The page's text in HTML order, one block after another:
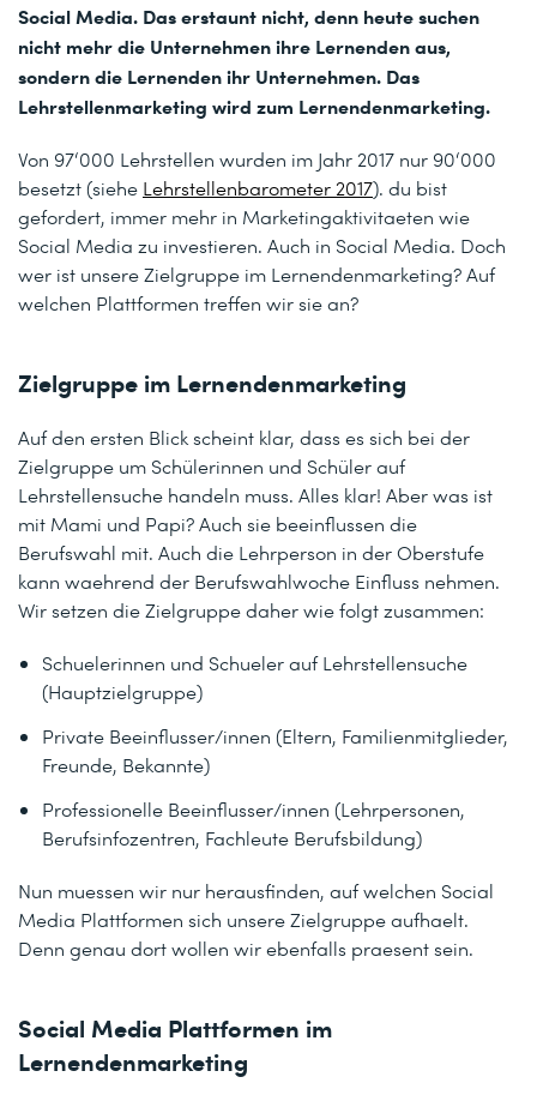
Social Media. Das erstaunt nicht, denn heute suchen
nicht mehr die Unternehmen ihre Lernenden aus,
sondern die Lernenden ihr Unternehmen. Das
Lehrstellenmarketing wird zum Lernendenmarketing.
Von 97‘000 Lehrstellen wurden im Jahr 2017 nur 90‘000
besetzt (siehe Lehrstellenbarometer 2017). du bist
gefordert, immer mehr in Marketingaktivitaeten wie
Social Media zu investieren. Auch in Social Media. Doch
wer ist unsere Zielgruppe im Lernendenmarketing? Auf
welchen Plattformen treffen wir sie an?
Zielgruppe im Lernendenmarketing
Auf den ersten Blick scheint klar, dass es sich bei der
Zielgruppe um Schülerinnen und Schüler auf
Lehrstellensuche handeln muss. Alles klar! Aber was ist
mit Mami und Papi? Auch sie beeinflussen die
Berufswahl mit. Auch die Lehrperson in der Oberstufe
kann waehrend der Berufswahlwoche Einfluss nehmen.
Wir setzen die Zielgruppe daher wie folgt zusammen:
Schuelerinnen und Schueler auf Lehrstellensuche
(Hauptzielgruppe)
Private Beeinflusser/innen (Eltern, Familienmitglieder,
Freunde, Bekannte)
Professionelle Beeinflusser/innen (Lehrpersonen,
Berufsinfozentren, Fachleute Berufsbildung)
Nun muessen wir nur herausfinden, auf welchen Social
Media Plattformen sich unsere Zielgruppe aufhaelt.
Denn genau dort wollen wir ebenfalls praesent sein.
Social Media Plattformen im
Lernendenmarketing